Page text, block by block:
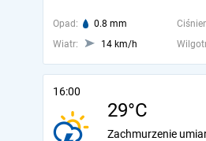
Opad: 0.8 mm
Wiatr:
14 km/h
16:00
29°C
Zachmurzenie